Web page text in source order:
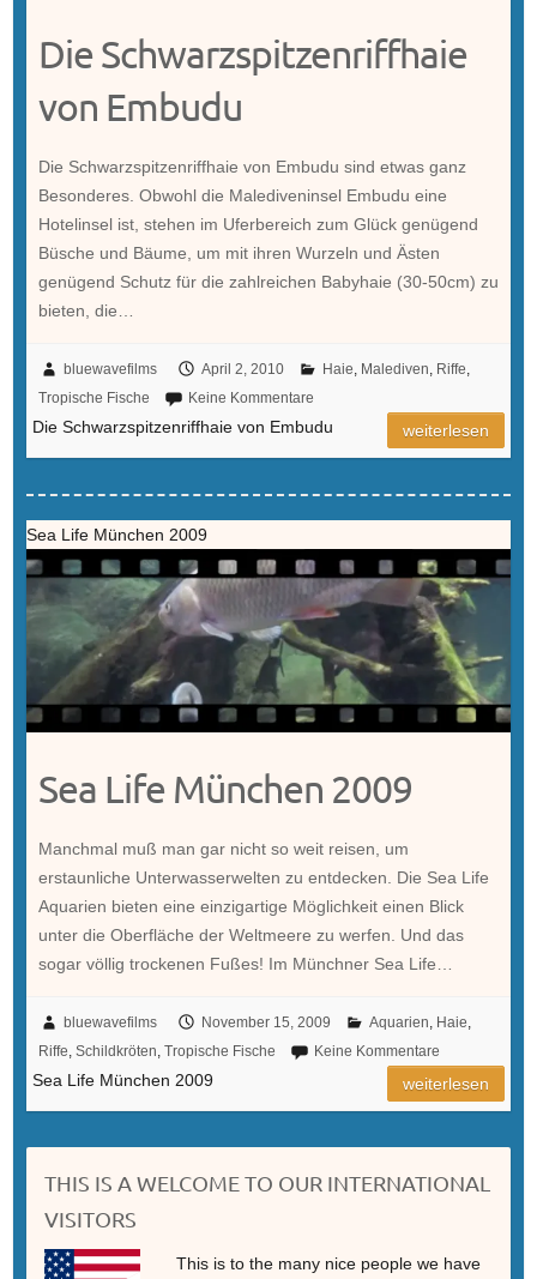
Die Schwarzspitzenriffhaie
von Embudu
Die Schwarzspitzenriffhaie von Embudu sind etwas ganz
Besonderes. Obwohl die Malediveninsel Embudu eine
Hotelinsel ist, stehen im Uferbereich zum Glück genügend
Büsche und Bäume, um mit ihren Wurzeln und Ästen
genügend Schutz für die zahlreichen Babyhaie (30-50cm) zu
bieten, die…
bluewavefilms April 2, 2010 Haie, Malediven, Riffe,
Tropische Fische
Keine Kommentare
Die Schwarzspitzenriffhaie von Embudu weiterlesen
Sea Life München 2009
Sea Life München 2009
Manchmal muß man gar nicht so weit reisen, um
erstaunliche Unterwasserwelten zu entdecken. Die Sea Life
Aquarien bieten eine einzigartige Möglichkeit einen Blick
unter die Oberfläche der Weltmeere zu werfen. Und das
sogar völlig trockenen Fußes! Im Münchner Sea Life…
bluewavefilms November 15, 2009 Aquarien, Haie,
Riffe, Schildkröten, Tropische Fische Keine Kommentare
Sea Life München 2009 weiterlesen
THIS IS A WELCOME TO OUR INTERNATIONAL
VISITORS
This is to the many nice people we have